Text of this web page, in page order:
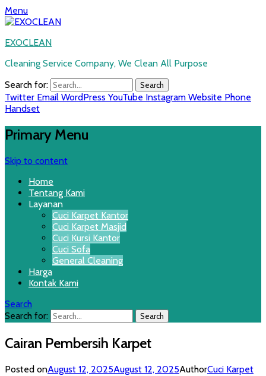
Menu
EXOCLEAN
Cleaning Service Company, We Clean All Purpose
Search for:
Twitter Email WordPress YouTube Instagram Website Phone
Handset
Primary Menu
Skip to content
Home
Tentang Kami
Layanan
Cuci Karpet Kantor
Cuci Karpet Masjid
Cuci Kursi Kantor
Cuci Sofa
General Cleaning
Harga
Kontak Kami
Search
Search for:
Cairan Pembersih Karpet
Posted onAugust 12, 2025August 12, 2025AuthorCuci Karpet